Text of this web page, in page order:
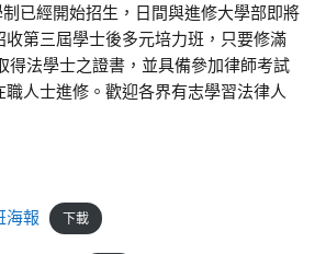
已經開始招生，日間與進修大學部即將
收第三屆學士後多元培力班，只要修滿
得法學士之證書，並具備參加律師考試
人士進修。歡迎各界有志學習法律人
海報 下載